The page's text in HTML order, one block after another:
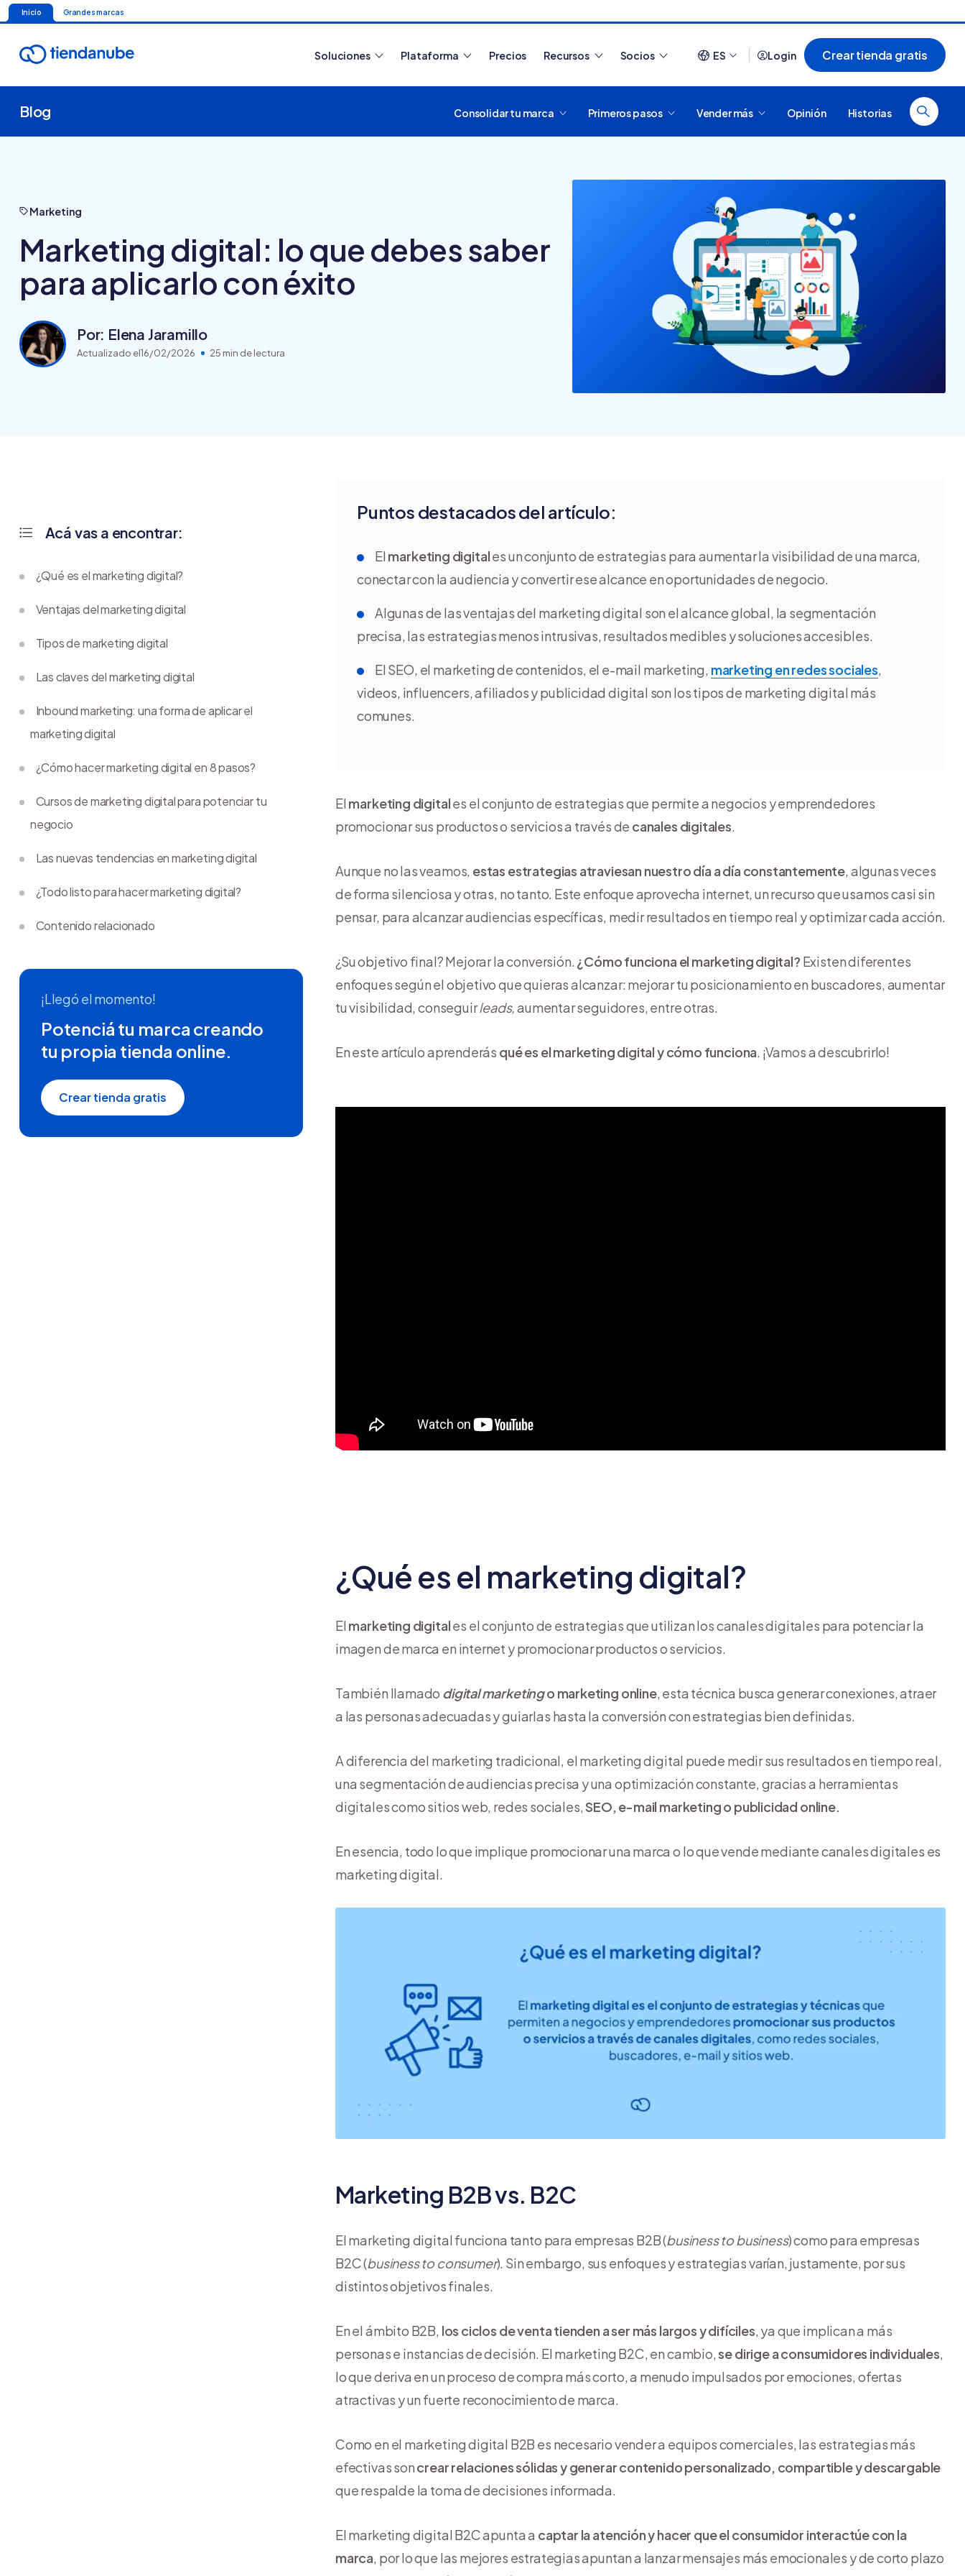
Inicio Grandes marcas
Soluciones Plataforma Precios Recursos
¿Cómo es comprar en
Tiendanube? Conocé
Nube para vender más
20 tiendas online
argentinas creadas con
Tiendanube
Socios ES Login Crear tienda gratis
Blog Consolidar tu marca Primeros pasos Vender más Opinión Historias
Marketing
Marketing digital: lo que debes saber
para aplicarlo con éxito
Por: Elena Jaramillo
Actualizado el16/02/2026 25 min de lectura
Puntos destacados del artículo:
El marketing digitales un conjunto de estrategias para aumentar la visibilidad de una marca,
conectar con la audiencia y convertir ese alcance en oportunidades de negocio.
Algunas de las ventajas del marketing digital son el alcance global, la segmentación
precisa, las estrategias menos intrusivas, resultados medibles y soluciones accesibles.
El SEO, el marketing de contenidos, el e-mail marketing, marketing en redes sociales,
videos, influencers, afiliados y publicidad digital son los tipos de marketing digital más
comunes.
El marketing digitales el conjunto de estrategias que permite a negocios y emprendedores
promocionar sus productos o servicios a través de canales digitales.
Aunque no las veamos, estas estrategias atraviesan nuestro día a día constantemente, algunas veces
de forma silenciosa y otras, no tanto. Este enfoque aprovecha internet, un recurso que usamos casi sin
pensar, para alcanzar audiencias específicas, medir resultados en tiempo real y optimizar cada acción.
¿Su objetivo final? Mejorar la conversión. ¿Cómo funciona el marketing digital? Existen diferentes
enfoques según el objetivo que quieras alcanzar: mejorar tu posicionamiento en buscadores, aumentar
tu visibilidad, conseguirleads,aumentar seguidores, entre otras.
En este artículo aprenderás qué es el marketing digital y cómo funciona. ¡Vamos a descubrirlo!
¿Qué es el marketing digital?
El marketing digitales el conjunto de estrategias que utilizan los canales digitales para potenciar la
imagen de marca en internet y promocionar productos o servicios.
También llamado digital marketingo marketing online, esta técnica busca generar conexiones, atraer
a las personas adecuadas y guiarlas hasta la conversión con estrategias bien definidas.
A diferencia del marketing tradicional, el marketing digital puede medir sus resultados en tiempo real,
una segmentación de audiencias precisa y una optimización constante, gracias a herramientas
digitales como sitios web, redes sociales,SEO, e-mail marketing o publicidad online.
En esencia, todo lo que implique promocionar una marca o lo que vende mediante canales digitales es
marketing digital.
Marketing B2B vs. B2C
El marketing digital funciona tanto para empresas B2B (business to business) como para empresas
B2C (business to consumer). Sin embargo, sus enfoques y estrategias varían, justamente, por sus
distintos objetivos finales.
En el ámbito B2B, los ciclos de venta tienden a ser más largos y difíciles, ya que implican a más
personas e instancias de decisión. El marketing B2C, en cambio,se dirige a consumidores individuales,
lo que deriva en un proceso de compra más corto, a menudo impulsados por emociones, ofertas
atractivas y un fuerte reconocimiento de marca.
Como en el marketing digital B2B es necesario vender a equipos comerciales, las estrategias más
efectivas soncrear relaciones sólidas y generar contenido personalizado, compartible y descargable
que respalde la toma de decisiones informada.
El marketing digital B2C apunta a captar la atención y hacer que el consumidor interactúe con la
marca, por lo que las mejores estrategias apuntan a lanzar mensajes más emocionales y de corto plazo
Acá vas a encontrar:
¿Qué es el marketing digital?
Ventajas del marketing digital
Tipos de marketing digital
Las claves del marketing digital
Inbound marketing: una forma de aplicar el
marketing digital
¿Cómo hacer marketing digital en 8 pasos?
Cursos de marketing digital para potenciar tu
negocio
Las nuevas tendencias en marketing digital
¿Todo listo para hacer marketing digital?
Contenido relacionado
¡Llegó el momento!
Potenciá tu marca creando
tu propia tienda online.
Crear tienda gratis